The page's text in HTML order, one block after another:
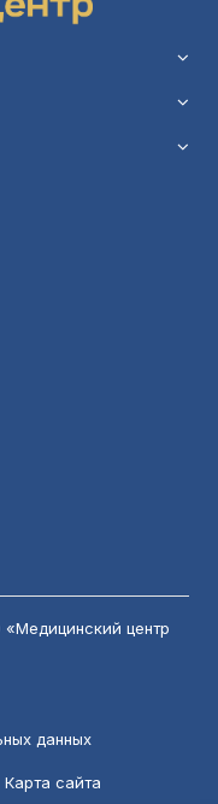
центр
данных
Карта сайта